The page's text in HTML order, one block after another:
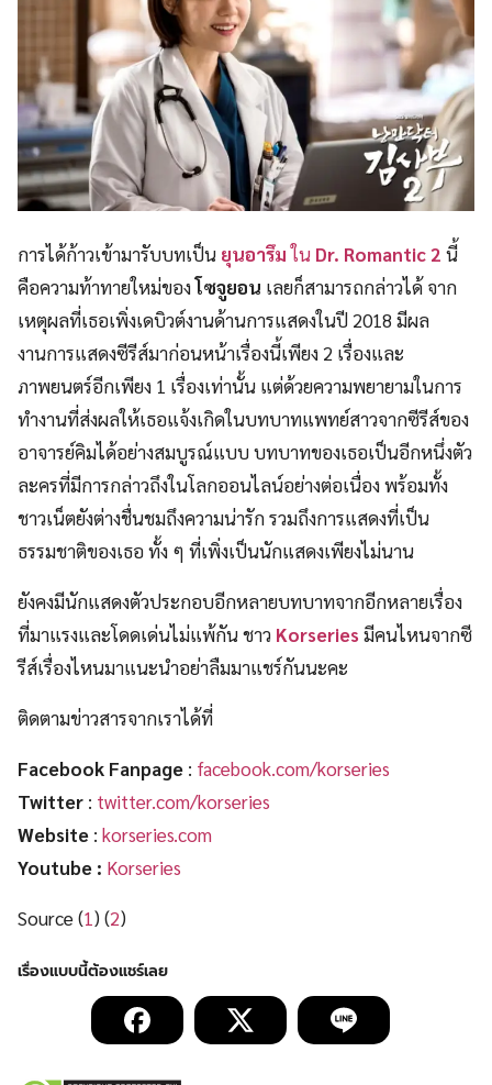
การได้ก้าวเข้ามารับบทเป็น ยุนอารึมใน Dr. Romantic 2 นี้
คือความท้าทายใหม่ของโซจูยอน เลยก็สามารถกล่าวได้ จาก
เหตุผลที่เธอเพิ่งเดบิวต์งานด้านการแสดงในปี 2018 มีผล
งานการแสดงซีรีส์มาก่อนหน้าเรื่องนี้เพียง 2 เรื่องและ
ภาพยนตร์อีกเพียง 1 เรื่องเท่านั้น แต่ด้วยความพยายามในการ
ทำงานที่ส่งผลให้เธอแจ้งเกิดในบทบาทแพทย์สาวจากซีรีส์ของ
อาจารย์คิมได้อย่างสมบูรณ์แบบ บทบาทของเธอเป็นอีกหนึ่งตัว
ละครที่มีการกล่าวถึงในโลกออนไลน์อย่างต่อเนื่อง พร้อมทั้ง
ชาวเน็ตยังต่างชื่นชมถึงความน่ารัก รวมถึงการแสดงที่เป็น
ธรรมชาติของเธอ ทั้ง ๆ ที่เพิ่งเป็นนักแสดงเพียงไม่นาน
ยังคงมีนักแสดงตัวประกอบอีกหลายบทบาทจากอีกหลายเรื่อง
ที่มาแรงและโดดเด่นไม่แพ้กัน ชาว Korseries มีคนไหนจากซี
รีส์เรื่องไหนมาแนะนำอย่าลืมมาแชร์กันนะคะ
ติดตามข่าวสารจากเราได้ที่
Facebook Fanpage : facebook.com/korseries
Twitter : twitter.com/korseries
Website : korseries.com
Youtube : Korseries
Source (1) (2)